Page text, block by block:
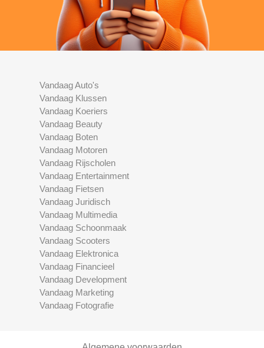
Vandaag Auto's
Vandaag Klussen
Vandaag Koeriers
Vandaag Beauty
Vandaag Boten
Vandaag Motoren
Vandaag Rijscholen
Vandaag Entertainment
Vandaag Fietsen
Vandaag Juridisch
Vandaag Multimedia
Vandaag Schoonmaak
Vandaag Scooters
Vandaag Elektronica
Vandaag Financieel
Vandaag Development
Vandaag Marketing
Vandaag Fotografie